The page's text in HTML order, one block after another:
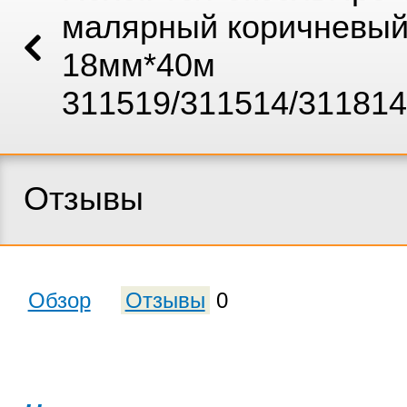
малярный
18мм*40м
311519/311514/311814
Отзывы
Обзор Отзывы 0